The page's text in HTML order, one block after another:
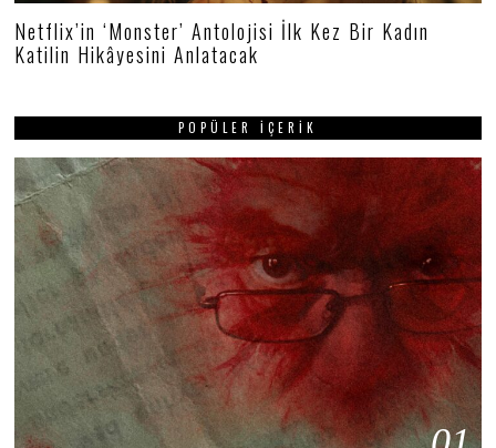
Netflix’in ‘Monster’ Antolojisi İlk Kez Bir Kadın
Katilin Hikâyesini Anlatacak
POPÜLER İÇERIK